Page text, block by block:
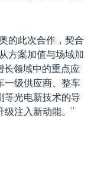
的此次合作，契合
方案加值与场域加
长领域中的重点应
一级供应商、整车
等光电新技术的导
级注入新动能。”